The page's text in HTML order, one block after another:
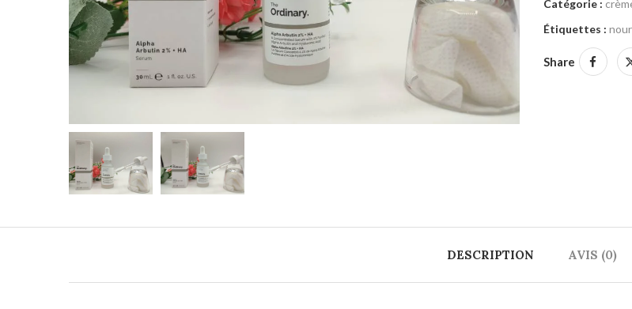
Catégorie :
Étiquettes :
Share
DESCRIPTION AVIS (0)